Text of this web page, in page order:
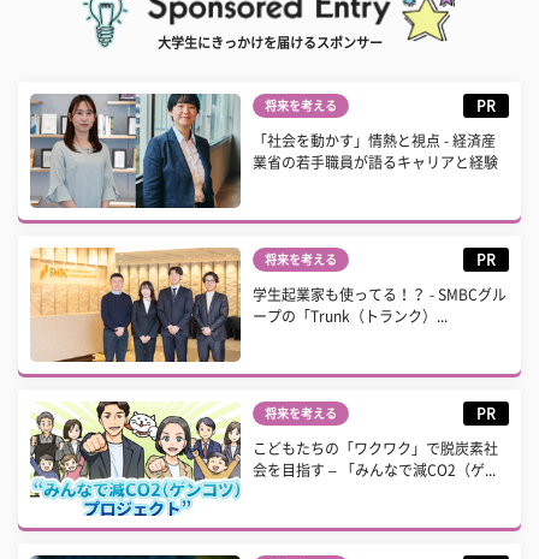
大学生にきっかけを届けるスポンサー
将来を考える PR
「社会を動かす」情熱と視点 - 経済産
業省の若手職員が語るキャリアと経験
将来を考える PR
学生起業家も使ってる！？ - SMBCグル
ープの「Trunk（トランク）...
将来を考える PR
こどもたちの「ワクワク」で脱炭素社
会を目指す – 「みんなで減CO2（ゲ...